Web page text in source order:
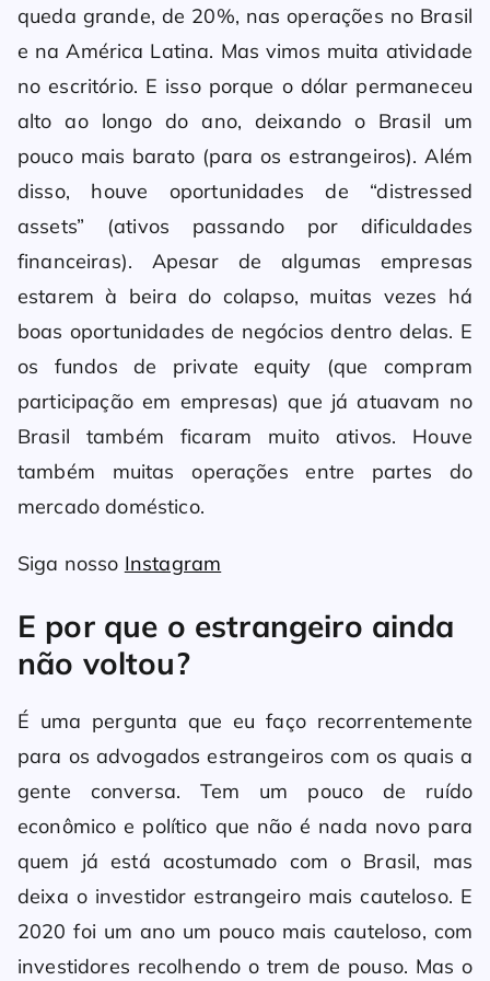
queda grande, de 20%, nas operações no Brasil
e na América Latina. Mas vimos muita atividade
no escritório. E isso porque o dólar permaneceu
alto ao longo do ano, deixando o Brasil um
pouco mais barato (para os estrangeiros). Além
disso, houve oportunidades de “distressed
assets” (ativos passando por dificuldades
financeiras). Apesar de algumas empresas
estarem à beira do colapso, muitas vezes há
boas oportunidades de negócios dentro delas. E
os fundos de private equity (que compram
participação em empresas) que já atuavam no
Brasil também ficaram muito ativos. Houve
também muitas operações entre partes do
mercado doméstico.
Siga nosso Instagram
E por que o estrangeiro ainda
não voltou?
É uma pergunta que eu faço recorrentemente
para os advogados estrangeiros com os quais a
gente conversa. Tem um pouco de ruído
econômico e político que não é nada novo para
quem já está acostumado com o Brasil, mas
deixa o investidor estrangeiro mais cauteloso. E
2020 foi um ano um pouco mais cauteloso, com
investidores recolhendo o trem de pouso. Mas o